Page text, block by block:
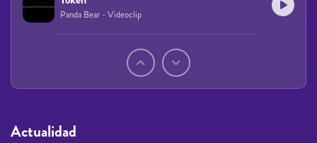
Panda Bear - Videoclip
Actualidad